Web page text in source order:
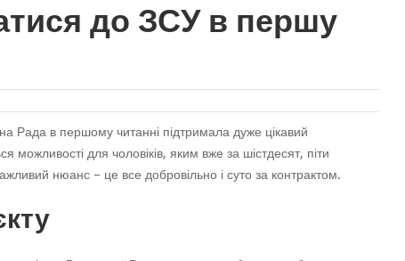
до ЗСУ в першу
Рада в першому читанні підтримала дуже цікавий
можливості для чоловіків, яким вже за шістдесят, піти
нюанс – це все добровільно і суто за контрактом.